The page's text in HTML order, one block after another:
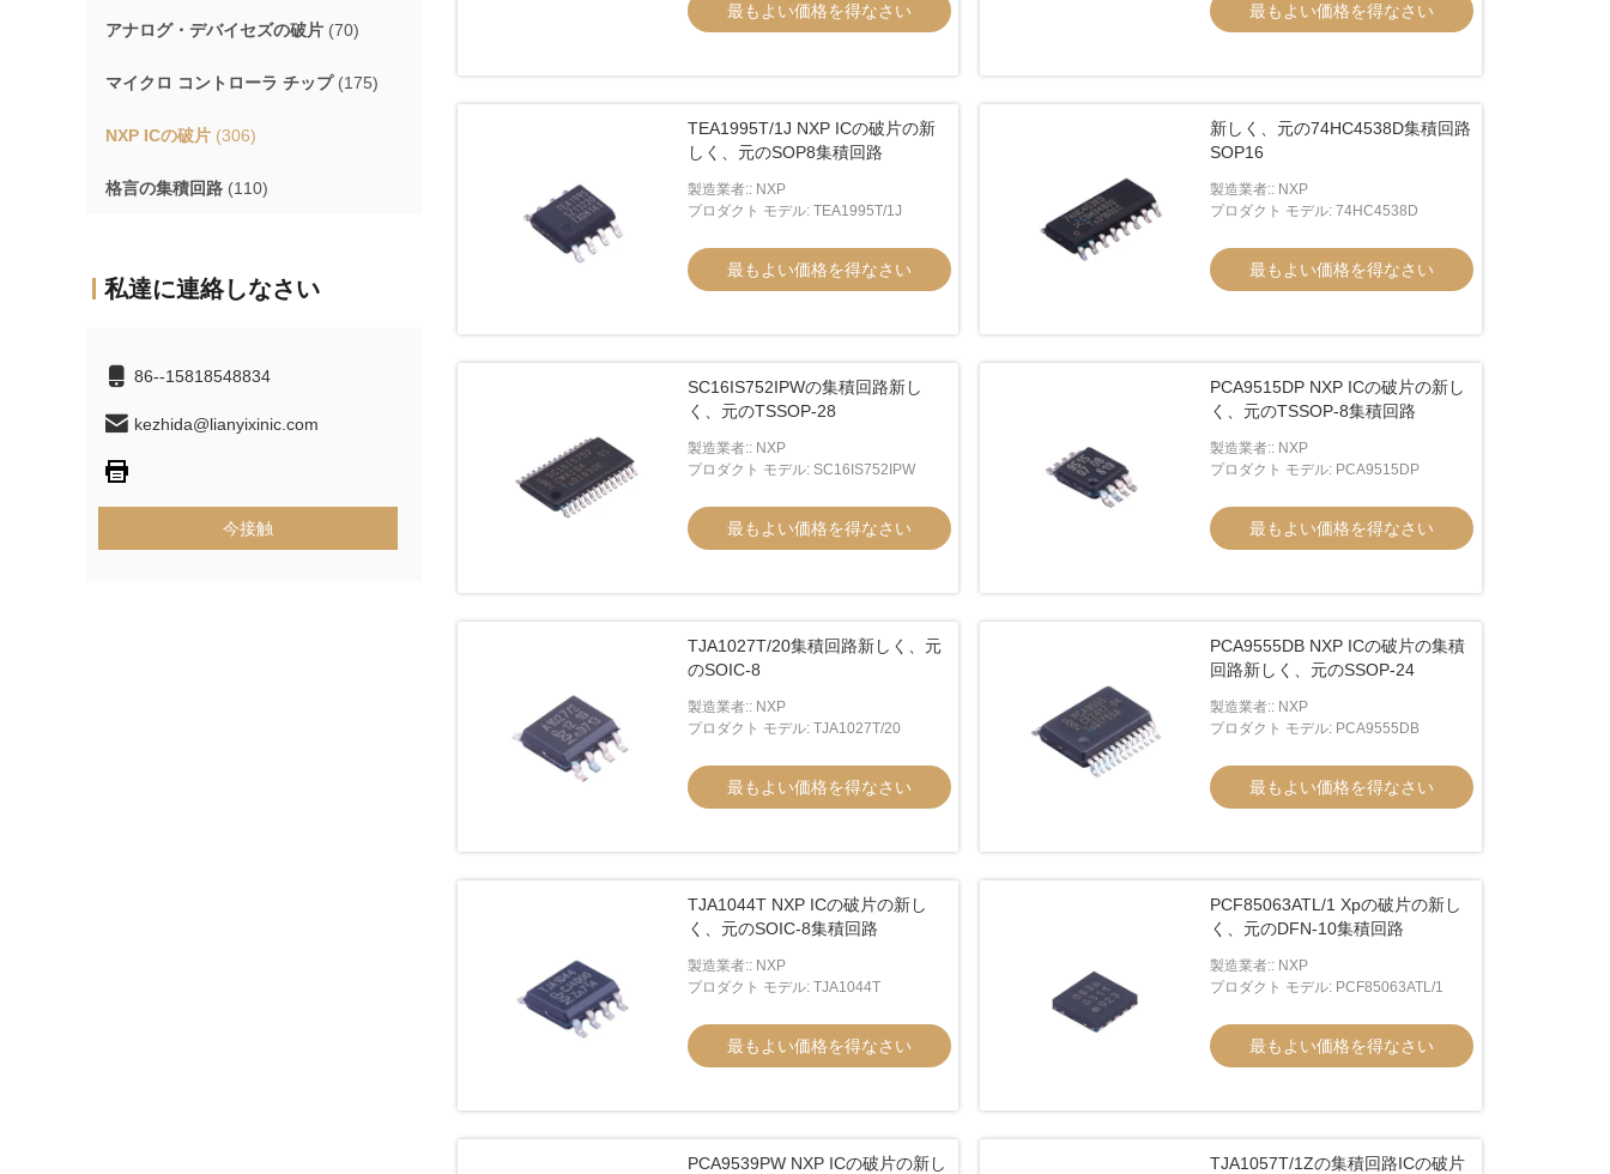
アナログ・デバイセズの破片 (70)
マイクロ コントローラ チップ(175)
NXP ICの破片 (306)
格言の集積回路 (110)
私達に連絡しなさい
86--15818548834
kezhida@lianyixinic.com
今接触
最もよい価格を得なさい 最もよい価格を得なさい
TEA1995T/1J NXP ICの破片の新
しく、元のSOP8集積回路
製造業者:: NXP
プロダクト モデル: TEA1995T/1J
最もよい価格を得なさい
新しく、元の74HC4538D集積回路
SOP16
製造業者:: NXP
プロダクト モデル: 74HC4538D
最もよい価格を得なさい
SC16IS752IPWの集積回路新し
く、元のTSSOP-28
製造業者:: NXP
プロダクト モデル: SC16IS752IPW
最もよい価格を得なさい
PCA9515DP NXP ICの破片の新し
く、元のTSSOP-8集積回路
製造業者:: NXP
プロダクト モデル: PCA9515DP
最もよい価格を得なさい
TJA1027T/20集積回路新しく、元
のSOIC-8
製造業者:: NXP
プロダクト モデル: TJA1027T/20
最もよい価格を得なさい
PCA9555DB NXP ICの破片の集積
回路新しく、元のSSOP-24
製造業者:: NXP
プロダクト モデル: PCA9555DB
最もよい価格を得なさい
TJA1044T NXP ICの破片の新し
く、元のSOIC-8集積回路
製造業者:: NXP
プロダクト モデル: TJA1044T
最もよい価格を得なさい
PCF85063ATL/1 Xpの破片の新し
く、元のDFN-10集積回路
製造業者:: NXP
プロダクト モデル: PCF85063ATL/1
最もよい価格を得なさい
PCA9539PW NXP ICの破片の新し
TJA1057T/1Zの集積回路ICの破片